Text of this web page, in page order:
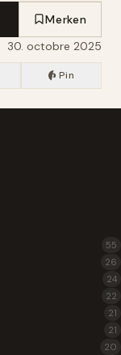
Merken
30. octobre 2025
Pin
55
26
24
22
21
21
20